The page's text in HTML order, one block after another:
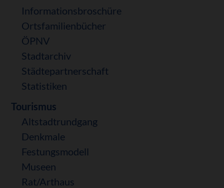
Informationsbroschüre
Ortsfamilienbücher
ÖPNV
Stadtarchiv
Städtepartnerschaft
Statistiken
Tourismus
Altstadtrundgang
Denkmale
Festungsmodell
Museen
Rat/Arthaus